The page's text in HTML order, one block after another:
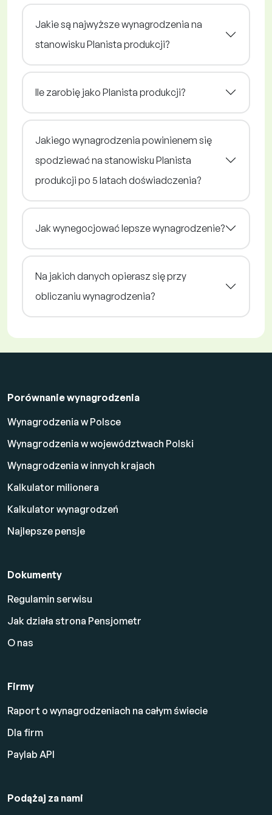
Jakie są najwyższe wynagrodzenia na
stanowisku Planista produkcji?
Ile zarobię jako Planista produkcji?
Jakiego wynagrodzenia powinienem się
spodziewać na stanowisku Planista
produkcji po 5 latach doświadczenia?
Jak wynegocjować lepsze wynagrodzenie?
Na jakich danych opierasz się przy
obliczaniu wynagrodzenia?
Porównanie wynagrodzenia
Wynagrodzenia w Polsce
Wynagrodzenia w województwach Polski
Wynagrodzenia w innych krajach
Kalkulator milionera
Kalkulator wynagrodzeń
Najlepsze pensje
Dokumenty
Regulamin serwisu
Jak działa strona Pensjometr
O nas
Firmy
Raport o wynagrodzeniach na całym świecie
Dla firm
Paylab API
Podążaj za nami